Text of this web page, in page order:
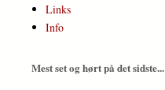
Links
Info
Mest set og hørt på det sidste...